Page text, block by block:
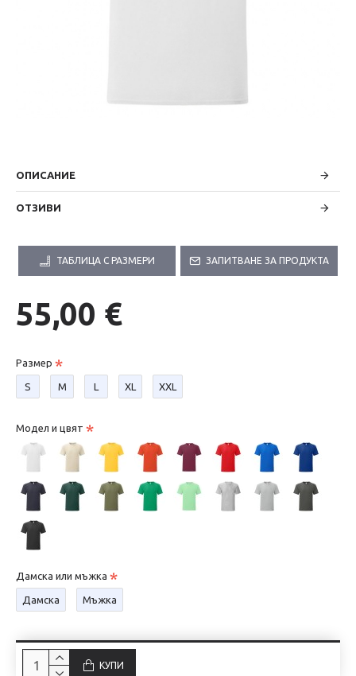
ОПИСАНИЕ
ОТЗИВИ
ТАБЛИЦА С РАЗМЕРИ ЗАПИТВАНЕ ЗА ПРОДУКТА
55,00 €
Размер
S М L XL XXL
Модел и цвят
Дамска или мъжка
Дамска Мъжка
КУПИ